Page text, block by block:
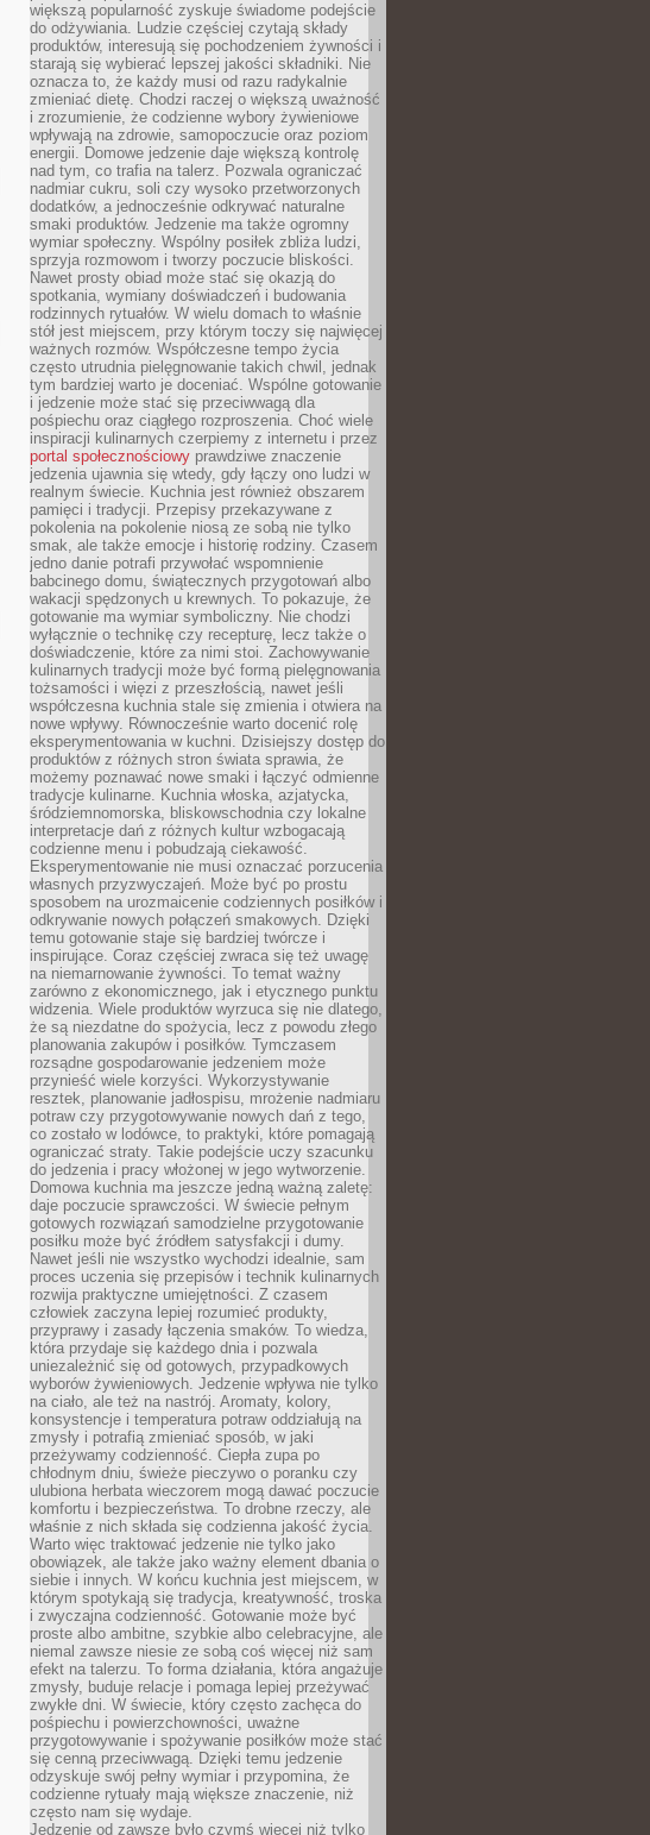
większą popularność zyskuje świadome podejście
do odżywiania. Ludzie częściej czytają składy
produktów, interesują się pochodzeniem żywności i
starają się wybierać lepszej jakości składniki. Nie
oznacza to, że każdy musi od razu radykalnie
zmieniać dietę. Chodzi raczej o większą uważność
i zrozumienie, że codzienne wybory żywieniowe
wpływają na zdrowie, samopoczucie oraz poziom
energii. Domowe jedzenie daje większą kontrolę
nad tym, co trafia na talerz. Pozwala ograniczać
nadmiar cukru, soli czy wysoko przetworzonych
dodatków, a jednocześnie odkrywać naturalne
smaki produktów. Jedzenie ma także ogromny
wymiar społeczny. Wspólny posiłek zbliża ludzi,
sprzyja rozmowom i tworzy poczucie bliskości.
Nawet prosty obiad może stać się okazją do
spotkania, wymiany doświadczeń i budowania
rodzinnych rytuałów. W wielu domach to właśnie
stół jest miejscem, przy którym toczy się najwięcej
ważnych rozmów. Współczesne tempo życia
często utrudnia pielęgnowanie takich chwil, jednak
tym bardziej warto je doceniać. Wspólne gotowanie
i jedzenie może stać się przeciwwagą dla
pośpiechu oraz ciągłego rozproszenia. Choć wiele
inspiracji kulinarnych czerpiemy z internetu i przez
portal społecznościowy prawdziwe znaczenie
jedzenia ujawnia się wtedy, gdy łączy ono ludzi w
realnym świecie. Kuchnia jest również obszarem
pamięci i tradycji. Przepisy przekazywane z
pokolenia na pokolenie niosą ze sobą nie tylko
smak, ale także emocje i historię rodziny. Czasem
jedno danie potrafi przywołać wspomnienie
babcinego domu, świątecznych przygotowań albo
wakacji spędzonych u krewnych. To pokazuje, że
gotowanie ma wymiar symboliczny. Nie chodzi
wyłącznie o technikę czy recepturę, lecz także o
doświadczenie, które za nimi stoi. Zachowywanie
kulinarnych tradycji może być formą pielęgnowania
tożsamości i więzi z przeszłością, nawet jeśli
współczesna kuchnia stale się zmienia i otwiera na
nowe wpływy. Równocześnie warto docenić rolę
eksperymentowania w kuchni. Dzisiejszy dostęp do
produktów z różnych stron świata sprawia, że
możemy poznawać nowe smaki i łączyć odmienne
tradycje kulinarne. Kuchnia włoska, azjatycka,
śródziemnomorska, bliskowschodnia czy lokalne
interpretacje dań z różnych kultur wzbogacają
codzienne menu i pobudzają ciekawość.
Eksperymentowanie nie musi oznaczać porzucenia
własnych przyzwyczajeń. Może być po prostu
sposobem na urozmaicenie codziennych posiłków i
odkrywanie nowych połączeń smakowych. Dzięki
temu gotowanie staje się bardziej twórcze i
inspirujące. Coraz częściej zwraca się też uwagę
na niemarnowanie żywności. To temat ważny
zarówno z ekonomicznego, jak i etycznego punktu
widzenia. Wiele produktów wyrzuca się nie dlatego,
że są niezdatne do spożycia, lecz z powodu złego
planowania zakupów i posiłków. Tymczasem
rozsądne gospodarowanie jedzeniem może
przynieść wiele korzyści. Wykorzystywanie
resztek, planowanie jadłospisu, mrożenie nadmiaru
potraw czy przygotowywanie nowych dań z tego,
co zostało w lodówce, to praktyki, które pomagają
ograniczać straty. Takie podejście uczy szacunku
do jedzenia i pracy włożonej w jego wytworzenie.
Domowa kuchnia ma jeszcze jedną ważną zaletę:
daje poczucie sprawczości. W świecie pełnym
gotowych rozwiązań samodzielne przygotowanie
posiłku może być źródłem satysfakcji i dumy.
Nawet jeśli nie wszystko wychodzi idealnie, sam
proces uczenia się przepisów i technik kulinarnych
rozwija praktyczne umiejętności. Z czasem
człowiek zaczyna lepiej rozumieć produkty,
przyprawy i zasady łączenia smaków. To wiedza,
która przydaje się każdego dnia i pozwala
uniezależnić się od gotowych, przypadkowych
wyborów żywieniowych. Jedzenie wpływa nie tylko
na ciało, ale też na nastrój. Aromaty, kolory,
konsystencje i temperatura potraw oddziałują na
zmysły i potrafią zmieniać sposób, w jaki
przeżywamy codzienność. Ciepła zupa po
chłodnym dniu, świeże pieczywo o poranku czy
ulubiona herbata wieczorem mogą dawać poczucie
komfortu i bezpieczeństwa. To drobne rzeczy, ale
właśnie z nich składa się codzienna jakość życia.
Warto więc traktować jedzenie nie tylko jako
obowiązek, ale także jako ważny element dbania o
siebie i innych. W końcu kuchnia jest miejscem, w
którym spotykają się tradycja, kreatywność, troska
i zwyczajna codzienność. Gotowanie może być
proste albo ambitne, szybkie albo celebracyjne, ale
niemal zawsze niesie ze sobą coś więcej niż sam
efekt na talerzu. To forma działania, która angażuje
zmysły, buduje relacje i pomaga lepiej przeżywać
zwykłe dni. W świecie, który często zachęca do
pośpiechu i powierzchowności, uważne
przygotowywanie i spożywanie posiłków może stać
się cenną przeciwwagą. Dzięki temu jedzenie
odzyskuje swój pełny wymiar i przypomina, że
codzienne rytuały mają większe znaczenie, niż
często nam się wydaje.
Jedzenie od zawsze było czymś więcej niż tylko